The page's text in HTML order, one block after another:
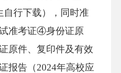
自行下载），同时准
准考证④身份证原
原件、复印件及有效
报告（2024年高校应